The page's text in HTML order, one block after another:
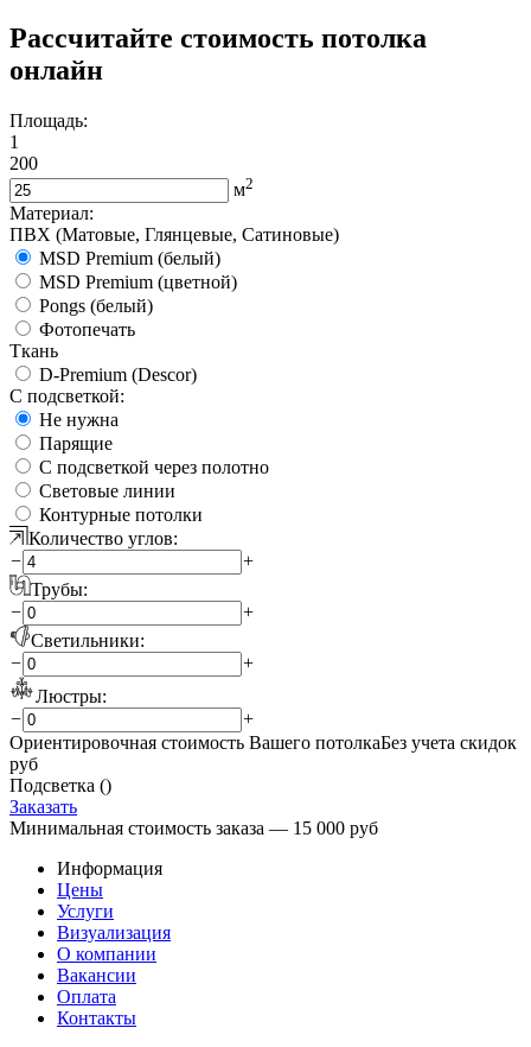
Рассчитайте стоимость потолка
онлайн
Площадь:
1
200
м2
Материал:
ПВХ (Матовые, Глянцевые, Сатиновые)
MSD Premium (белый)
MSD Premium (цветной)
Pongs (белый)
Фотопечать
Ткань
D-Premium (Descor)
С подсветкой:
Не нужна
Парящие
С подсветкой через полотно
Световые линии
Контурные потолки
Количество углов:
−
+
Трубы:
−
+
Светильники:
−
+
Люстры:
−
+
Ориентировочная стоимость Вашего потолкаБез учета скидок
руб
Подсветка ()
Заказать
Минимальная стоимость заказа — 15 000 руб
Информация
Цены
Услуги
Визуализация
О компании
Вакансии
Оплата
Контакты